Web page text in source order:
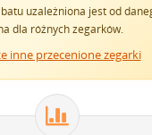
uzależniona jest od
dla różnych zegarków.
inne przecenione zegarki